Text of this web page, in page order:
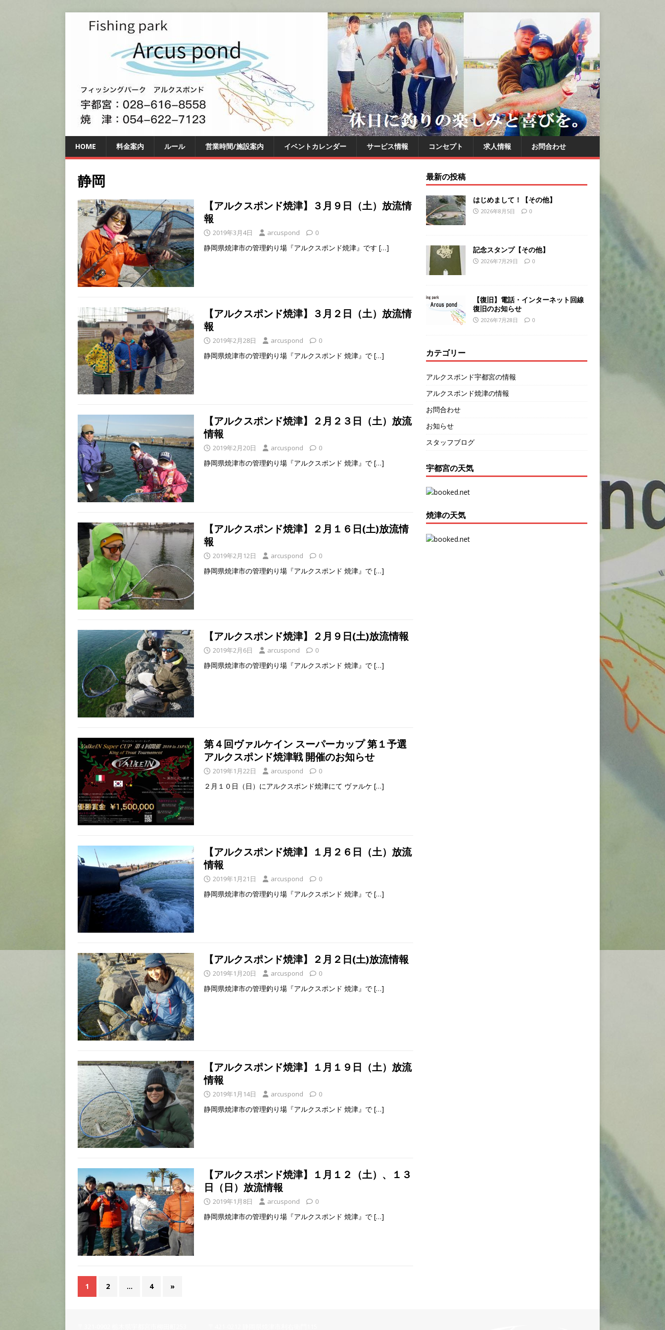
HOME 料金案内 ルール 営業時間/施設案内 イベントカレンダー サービス情報 コンセプト 求人情報 お問合わせ
静岡
【アルクスポンド焼津】３月９日（土）放流情
報
2019年3月4日 arcuspond 0
静岡県焼津市の管理釣り場『アルクスポンド焼津』です […]
【アルクスポンド焼津】３月２日（土）放流情
報
2019年2月28日 arcuspond 0
静岡県焼津市の管理釣り場『アルクスポンド 焼津』で […]
【アルクスポンド焼津】２月２３日（土）放流
情報
2019年2月20日 arcuspond 0
静岡県焼津市の管理釣り場『アルクスポンド 焼津』で […]
【アルクスポンド焼津】２月１６日(土)放流情
報
2019年2月12日 arcuspond 0
静岡県焼津市の管理釣り場『アルクスポンド 焼津』で […]
【アルクスポンド焼津】２月９日(土)放流情報
2019年2月6日 arcuspond 0
静岡県焼津市の管理釣り場『アルクスポンド 焼津』で […]
第４回ヴァルケイン スーパーカップ 第１予選
アルクスポンド焼津戦 開催のお知らせ
2019年1月22日 arcuspond 0
２月１０日（日）にアルクスポンド焼津にて ヴァルケ […]
【アルクスポンド焼津】１月２６日（土）放流
情報
2019年1月21日 arcuspond 0
静岡県焼津市の管理釣り場『アルクスポンド 焼津』で […]
【アルクスポンド焼津】２月２日(土)放流情報
2019年1月20日 arcuspond 0
静岡県焼津市の管理釣り場『アルクスポンド 焼津』で […]
【アルクスポンド焼津】１月１９日（土）放流
情報
2019年1月14日 arcuspond 0
静岡県焼津市の管理釣り場『アルクスポンド 焼津』で […]
【アルクスポンド焼津】１月１２（土）、１３
日（日）放流情報
2019年1月8日 arcuspond 0
静岡県焼津市の管理釣り場『アルクスポンド 焼津』で […]
1 2 … 4 »
最新の投稿
はじめまして！【その他】
2026年8月5日 0
記念スタンプ【その他】
2026年7月29日 0
【復旧】電話・インターネット回線
復旧のお知らせ
2026年7月28日 0
カテゴリー
アルクスポンド宇都宮の情報
アルクスポンド焼津の情報
お問合わせ
お知らせ
スタッフブログ
宇都宮の天気
焼津の天気